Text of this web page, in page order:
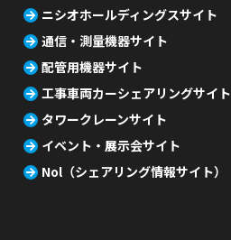
ニシオホールディングスサイト
通信・測量機器サイト
配管用機器サイト
工事車両カーシェアリングサイト
タワークレーンサイト
イベント・展示会サイト
Nol（シェアリング情報サイト）